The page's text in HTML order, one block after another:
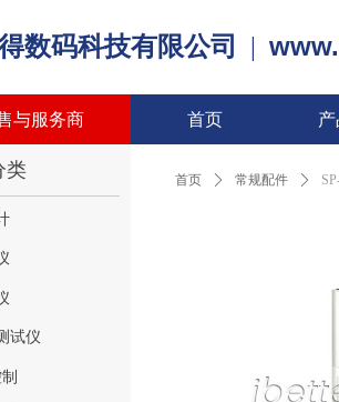
数码科技有限公司 |
首页
与服务商
首页 ꄲ 常规配件 ꄲ
试仪
类